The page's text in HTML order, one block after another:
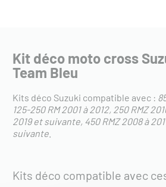
Kit déco moto cross
Team Bleu
Kits déco Suzuki compatible avec :
125-250 RM 2001 à 2012 250 RMZ
2019 et suivante 450 RMZ 2008 à
suivante
Kits déco compatible avec